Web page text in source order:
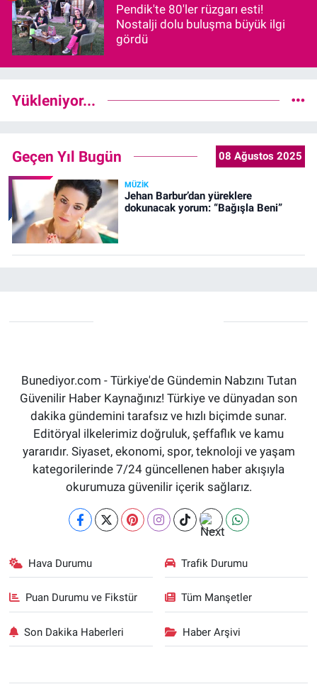
Pendik'te 80'ler rüzgarı esti!
Nostalji dolu buluşma büyük ilgi
gördü
Yükleniyor...
Geçen Yıl Bugün 08 Ağustos 2025
MÜZIK
Jehan Barbur’dan yüreklere
dokunacak yorum: “Bağışla Beni”
Bunediyor.com - Türkiye'de Gündemin Nabzını Tutan
Güvenilir Haber Kaynağınız! Türkiye ve dünyadan son
dakika gündemini tarafsız ve hızlı biçimde sunar.
Editöryal ilkelerimiz doğruluk, şeffaflık ve kamu
yararıdır. Siyaset, ekonomi, spor, teknoloji ve yaşam
kategorilerinde 7/24 güncellenen haber akışıyla
okurumuza güvenilir içerik sağlarız.
Hava Durumu Trafik Durumu
Puan Durumu ve Fikstür Tüm Manşetler
Son Dakika Haberleri Haber Arşivi